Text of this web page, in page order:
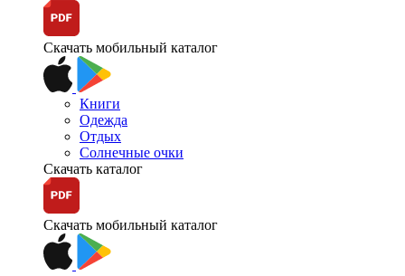
Скачать мобильный каталог
Книги
Одежда
Отдых
Солнечные очки
Скачать каталог
Скачать мобильный каталог